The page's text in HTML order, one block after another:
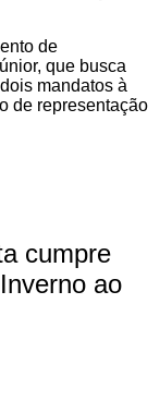
de
que busca
mandatos à
de representação
cumpre
ao